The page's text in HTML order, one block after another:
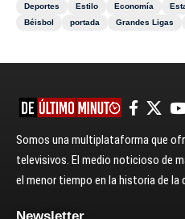
Deportes
Estilo Economía
Béisbol
portada Grandes Ligas
Somos una multiplataforma que
televisivos. El medio noticioso de
el menor tiempo en la historia de la